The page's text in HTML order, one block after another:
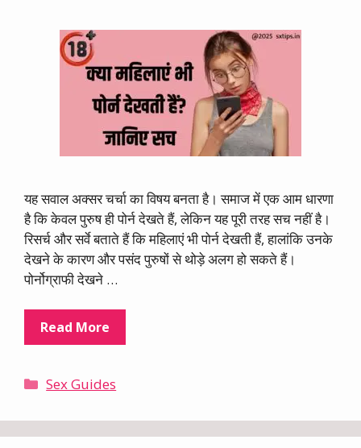
यह सवाल अक्सर चर्चा का विषय बनता है। समाज में एक आम धारणा
है कि केवल पुरुष ही पोर्न देखते हैं, लेकिन यह पूरी तरह सच नहीं है।
रिसर्च और सर्वे बताते हैं कि महिलाएं भी पोर्न देखती हैं, हालांकि उनके
देखने के कारण और पसंद पुरुषों से थोड़े अलग हो सकते हैं।
पोर्नोग्राफी देखने …
Read More
Categories
Sex Guides